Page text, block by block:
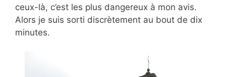
ceux-là, c’est les plus dangereux à mon avis.
Alors je suis sorti discrètement au bout de dix
minutes.